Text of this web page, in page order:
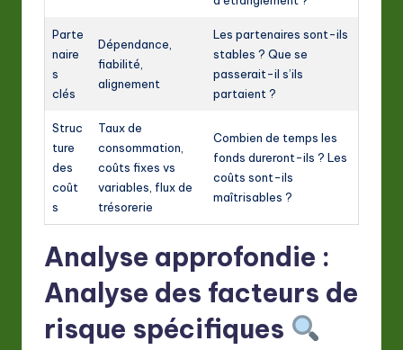
Parte
naire
s
clés
Dépendance,
fiabilité,
alignement
Les partenaires sont-ils
stables ? Que se
passerait-il s’ils
partaient ?
Struc
ture
des
coût
s
Taux de
consommation,
coûts fixes vs
variables, flux de
trésorerie
Combien de temps les
fonds dureront-ils ? Les
coûts sont-ils
maîtrisables ?
Analyse approfondie :
Analyse des facteurs de
risque spécifiques